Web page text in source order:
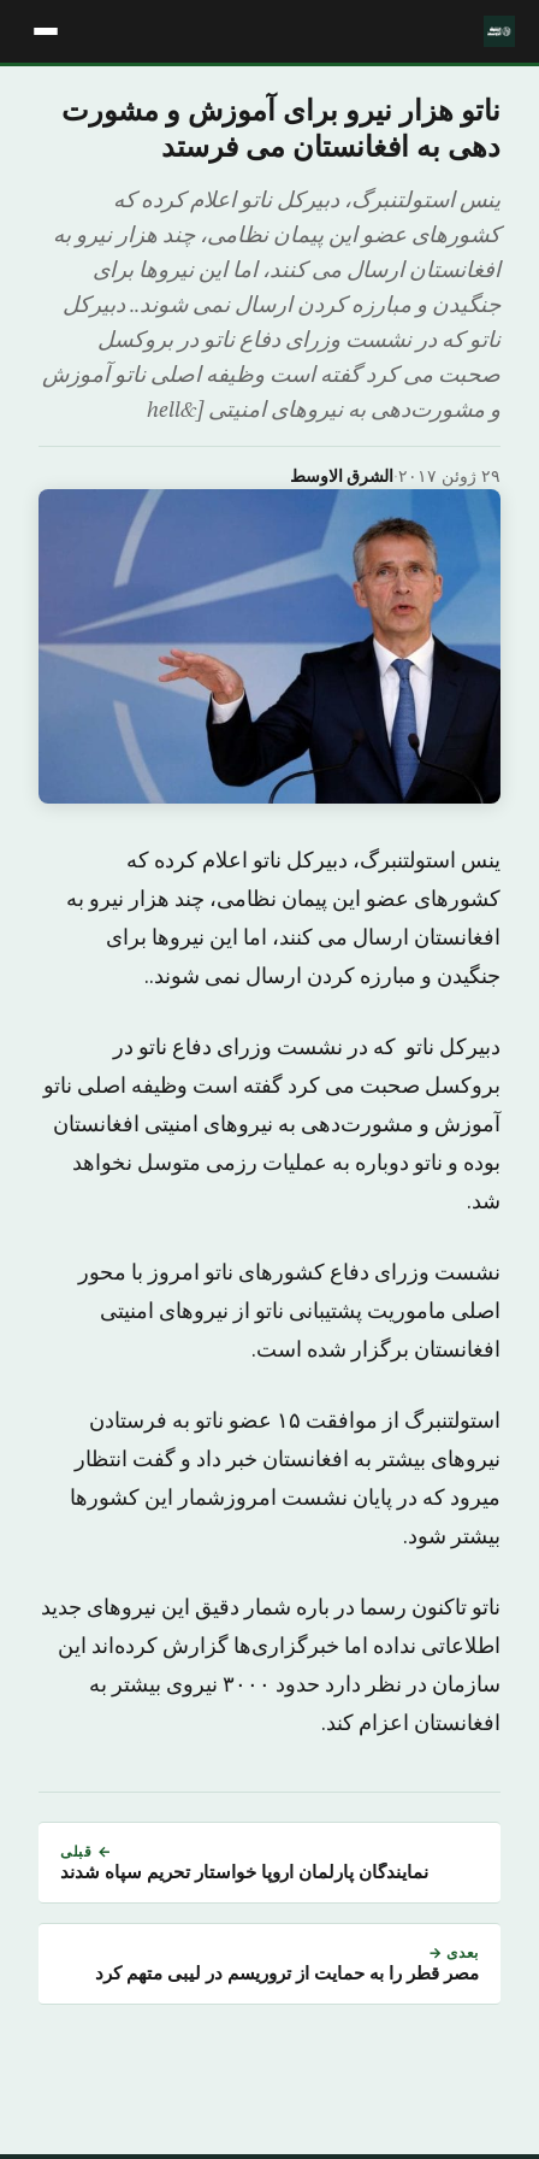
ناتو هزار نیرو برای آموزش و مشورت
دهی به افغانستان می فرستد
ینس استولتنبرگ، دبیرکل ناتو اعلام کرده که
کشورهای عضو این پیمان نظامی، چند هزار نیرو به
افغانستان ارسال می کنند، اما این نیروها برای
جنگیدن و مبارزه کردن ارسال نمی شوند.. دبیرکل
ناتو که در نشست وزرای دفاع ناتو در بروکسل
صحبت می کرد گفته است وظیفه اصلی ناتو آموزش
و مشورت‌دهی به نیروهای امنیتی [&hell
الشرق الاوسط· ۲۹ ژوئن ۲۰۱۷
ینس استولتنبرگ، دبیرکل ناتو اعلام کرده که
کشورهای عضو این پیمان نظامی، چند هزار نیرو به
افغانستان ارسال می کنند، اما این نیروها برای
جنگیدن و مبارزه کردن ارسال نمی شوند..
دبیرکل ناتو که در نشست وزرای دفاع ناتو در
بروکسل صحبت می کرد گفته است وظیفه اصلی ناتو
آموزش و مشورت‌دهی به نیروهای امنیتی افغانستان
بوده و ناتو دوباره به عملیات رزمی متوسل نخواهد
شد.
نشست وزرای دفاع کشورهای ناتو امروز با محور
اصلی ماموریت پشتیبانی ناتو از نیروهای امنیتی
افغانستان برگزار شده است.
استولتنبرگ از موافقت ۱۵ عضو ناتو به فرستادن
نیروهای بیشتر به افغانستان خبر داد و گفت انتظار
میرود که در پایان نشست امروزشمار این کشورها
بیشتر شود.
ناتو تاکنون رسما در باره شمار دقیق این نیروهای جدید
اطلاعاتی نداده اما خبرگزاری‌ها گزارش کرده‌اند این
سازمان در نظر دارد حدود ۳۰۰۰ نیروی بیشتر به
افغانستان اعزام کند.
← قبلی
نمایندگان پارلمان اروپا خواستار تحریم سپاه شدند
بعدی →
مصر قطر را به حمایت از تروریسم در لیبی متهم کرد